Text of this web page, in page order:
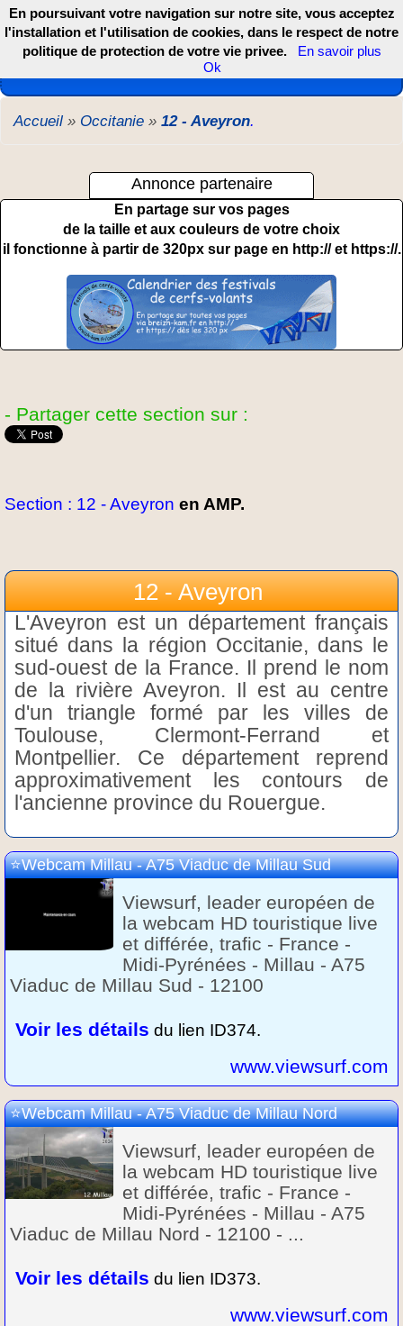
Les webcams de France, DOM TOM et COM
Accueil » Occitanie » 12 - Aveyron.
Annonce partenaire
En partage sur vos pages
de la taille et aux couleurs de votre choix
il fonctionne à partir de 320px sur page en http:// et https://.
- Partager cette section sur :
Section : 12 - Aveyron en AMP.
12 - Aveyron
L'Aveyron est un département français
situé dans la région Occitanie, dans le
sud-ouest de la France. Il prend le nom
de la rivière Aveyron. Il est au centre
d'un triangle formé par les villes de
Toulouse, Clermont-Ferrand et
Montpellier. Ce département reprend
approximativement les contours de
l'ancienne province du Rouergue.
Webcam Millau - A75 Viaduc de Millau Sud
Viewsurf, leader européen de
la webcam HD touristique live
et différée, trafic - France -
Midi-Pyrénées - Millau - A75
Viaduc de Millau Sud - 12100
Voir les détails du lien ID374.
www.viewsurf.com
Webcam Millau - A75 Viaduc de Millau Nord
Viewsurf, leader européen de
la webcam HD touristique live
et différée, trafic - France -
Midi-Pyrénées - Millau - A75
Viaduc de Millau Nord - 12100 - ...
Voir les détails du lien ID373.
www.viewsurf.com
En poursuivant votre navigation sur notre site, vous acceptez
l'installation et l'utilisation de cookies, dans le respect de notre
politique de protection de votre vie privee.
En savoir plus
Ok